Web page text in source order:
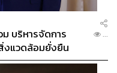
บริหารจัดการ
งแวดล้อมยั่งยืน
...